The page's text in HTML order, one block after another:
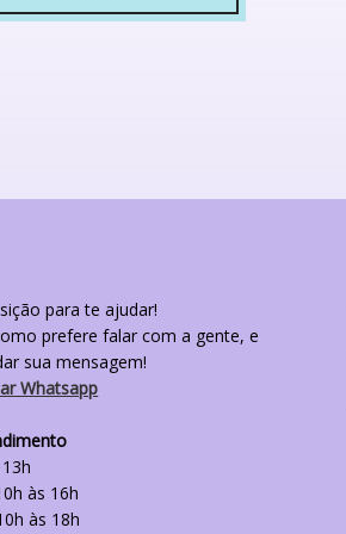
Este
produto
para te ajudar!
prefere falar com a gente, e
sua mensagem!
Whatsapp
às 16h
às 18h